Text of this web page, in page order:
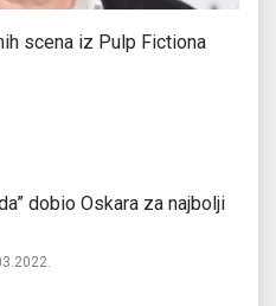
scena iz Pulp Fictiona
dobio Oskara za najbolji